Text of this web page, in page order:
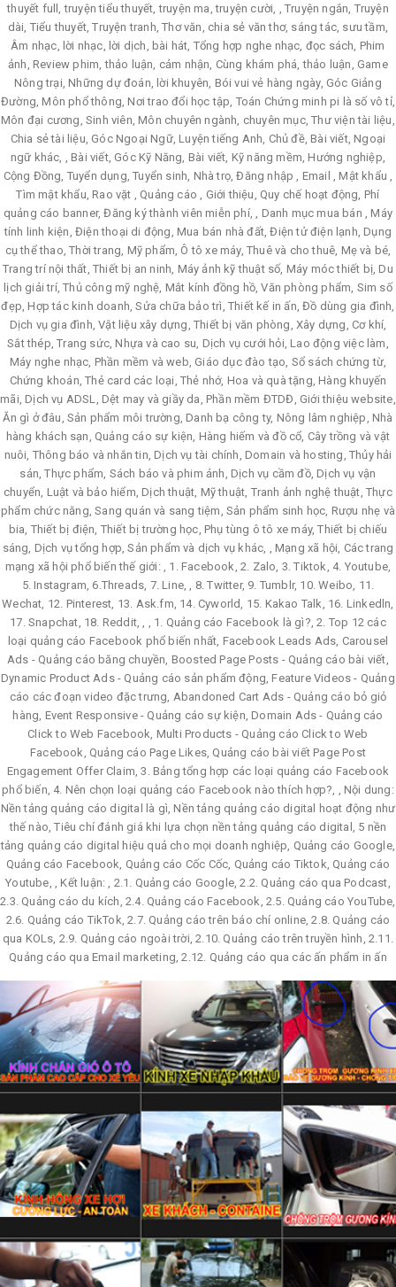
thuyết full, truyện tiểu thuyết, truyện ma, truyện cười, , Truyện ngắn, Truyện
dài, Tiểu thuyết, Truyện tranh, Thơ văn, chia sẻ văn thơ, sáng tác, sưu tầm,
Âm nhạc, lời nhạc, lời dịch, bài hát, Tổng hợp nghe nhạc, đọc sách, Phim
ảnh, Review phim, thảo luận, cảm nhận, Cùng khám phá, thảo luận, Game
Nông trại, Những dự đoán, lời khuyên, Bói vui vẻ hàng ngày, Góc Giảng
Đường, Môn phổ thông, Nơi trao đổi học tập, Toán Chứng minh pi là số vô tỉ,
Môn đại cương, Sinh viên, Môn chuyên ngành, chuyên mục, Thư viện tài liệu,
Chia sẻ tài liệu, Góc Ngoại Ngữ, Luyện tiếng Anh, Chủ đề, Bài viết, Ngoại
ngữ khác, , Bài viết, Góc Kỹ Năng, Bài viết, Kỹ năng mềm, Hướng nghiệp,
Cộng Đồng, Tuyển dụng, Tuyển sinh, Nhà trọ, Đăng nhập , Email , Mật khẩu ,
Tìm mật khẩu, Rao vặt , Quảng cáo , Giới thiệu, Quy chế hoạt động, Phí
quảng cáo banner, Đăng ký thành viên miễn phí, , Danh mục mua bán , Máy
tính linh kiện, Điện thoại di động, Mua bán nhà đất, Điện tử điện lạnh, Dụng
cụ thể thao, Thời trang, Mỹ phẩm, Ô tô xe máy, Thuê và cho thuê, Mẹ và bé,
Trang trí nội thất, Thiết bị an ninh, Máy ảnh kỹ thuật số, Máy móc thiết bị, Du
lịch giải trí, Thủ công mỹ nghệ, Mắt kính đồng hồ, Văn phòng phẩm, Sim số
đẹp, Hợp tác kinh doanh, Sửa chữa bảo trì, Thiết kế in ấn, Đồ dùng gia đình,
Dịch vụ gia đình, Vật liệu xây dựng, Thiết bị văn phòng, Xây dựng, Cơ khí,
Sắt thép, Trang sức, Nhựa và cao su, Dịch vụ cưới hỏi, Lao động việc làm,
Máy nghe nhạc, Phần mềm và web, Giáo dục đào tạo, Sổ sách chứng từ,
Chứng khoán, Thẻ card các loại, Thẻ nhớ, Hoa và quà tặng, Hàng khuyến
mãi, Dịch vụ ADSL, Dệt may và giầy da, Phần mềm ĐTDĐ, Giới thiệu website,
Ăn gì ở đâu, Sản phẩm môi trường, Danh bạ công ty, Nông lâm nghiệp, Nhà
hàng khách sạn, Quảng cáo sự kiện, Hàng hiếm và đồ cổ, Cây trồng và vật
nuôi, Thông báo và nhắn tin, Dịch vụ tài chính, Domain và hosting, Thủy hải
sản, Thực phẩm, Sách báo và phim ảnh, Dịch vụ cầm đồ, Dịch vụ vận
chuyển, Luật và bảo hiểm, Dịch thuật, Mỹ thuật, Tranh ảnh nghệ thuật, Thực
phẩm chức năng, Sang quán và sang tiệm, Sản phẩm sinh học, Rượu nhẹ và
bia, Thiết bị điện, Thiết bị trường học, Phụ tùng ô tô xe máy, Thiết bị chiếu
sáng, Dịch vụ tổng hợp, Sản phẩm và dịch vụ khác, , Mạng xã hội, Các trang
mạng xã hội phổ biến thế giới: , 1. Facebook, 2. Zalo, 3. Tiktok, 4. Youtube,
5. Instagram, 6.Threads, 7. Line, , 8. Twitter, 9. Tumblr, 10. Weibo, 11.
Wechat, 12. Pinterest, 13. Ask.fm, 14. Cyworld, 15. Kakao Talk, 16. Linkedln,
17. Snapchat, 18. Reddit, , , 1. Quảng cáo Facebook là gì?, 2. Top 12 các
loại quảng cáo Facebook phổ biến nhất, Facebook Leads Ads, Carousel
Ads - Quảng cáo băng chuyền, Boosted Page Posts - Quảng cáo bài viết,
Dynamic Product Ads - Quảng cáo sản phẩm động, Feature Videos - Quảng
cáo các đoạn video đặc trưng, Abandoned Cart Ads - Quảng cáo bỏ giỏ
hàng, Event Responsive - Quảng cáo sự kiện, Domain Ads - Quảng cáo
Click to Web Facebook, Multi Products - Quảng cáo Click to Web
Facebook, Quảng cáo Page Likes, Quảng cáo bài viết Page Post
Engagement Offer Claim, 3. Bảng tổng hợp các loại quảng cáo Facebook
phổ biến, 4. Nên chọn loại quảng cáo Facebook nào thích hợp?, , Nội dung:
Nền tảng quảng cáo digital là gì, Nền tảng quảng cáo digital hoạt động như
thế nào, Tiêu chí đánh giá khi lựa chọn nền tảng quảng cáo digital, 5 nền
tảng quảng cáo digital hiệu quả cho mọi doanh nghiệp, Quảng cáo Google,
Quảng cáo Facebook, Quảng cáo Cốc Cốc, Quảng cáo Tiktok, Quảng cáo
Youtube, , Kết luận: , 2.1. Quảng cáo Google, 2.2. Quảng cáo qua Podcast,
2.3. Quảng cáo du kích, 2.4. Quảng cáo Facebook, 2.5. Quảng cáo YouTube,
2.6. Quảng cáo TikTok, 2.7. Quảng cáo trên báo chí online, 2.8. Quảng cáo
qua KOLs, 2.9. Quảng cáo ngoài trời, 2.10. Quảng cáo trên truyền hình, 2.11.
Quảng cáo qua Email marketing, 2.12. Quảng cáo qua các ấn phẩm in ấn